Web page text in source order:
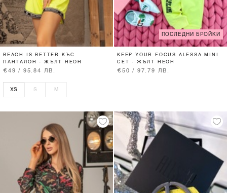
BEACH IS BETTER КЪС
ПАНТАЛОН - ЖЪЛТ НЕОН
€49 / 95.84 ЛВ.
XS S M
ПОСЛЕДНИ БРОЙКИ
KEEP YOUR FOCUS ALESSA MINI
СЕТ - ЖЪЛТ НЕОН
€50 / 97.79 ЛВ.